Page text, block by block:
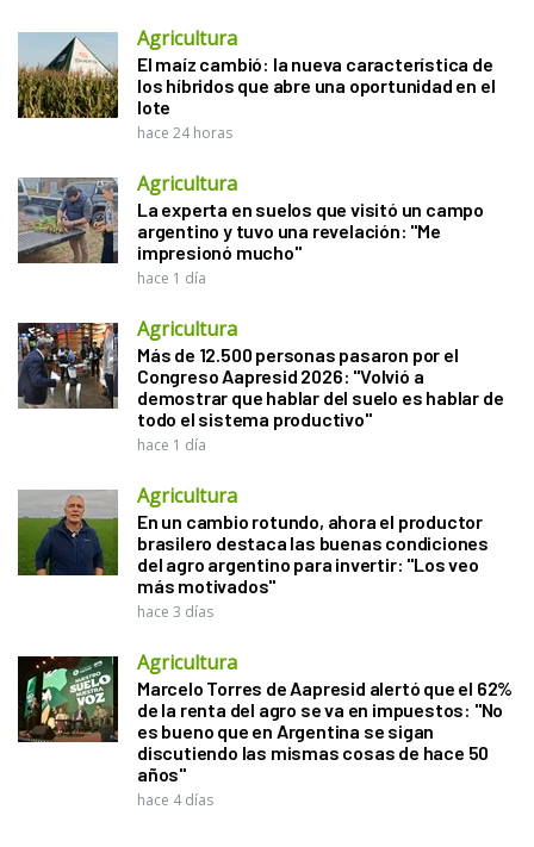
Agricultura
El maíz cambió: la nueva característica de
los híbridos que abre una oportunidad en el
lote
hace 24 horas
Agricultura
La experta en suelos que visitó un campo
argentino y tuvo una revelación: "Me
impresionó mucho"
hace 1 día
Agricultura
Más de 12.500 personas pasaron por el
Congreso Aapresid 2026: "Volvió a
demostrar que hablar del suelo es hablar de
todo el sistema productivo"
hace 1 día
Agricultura
En un cambio rotundo, ahora el productor
brasilero destaca las buenas condiciones
del agro argentino para invertir: "Los veo
más motivados"
hace 3 días
Agricultura
Marcelo Torres de Aapresid alertó que el 62%
de la renta del agro se va en impuestos: "No
es bueno que en Argentina se sigan
discutiendo las mismas cosas de hace 50
años"
hace 4 días